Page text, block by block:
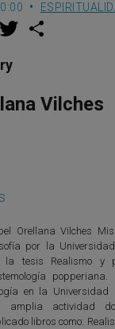
F
w
r Vilches
Orellana Vilches
por la
la tesis Realismo y
en la Universidad
amplia actividad
libros como: